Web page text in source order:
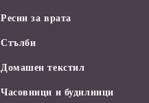
Ресни за врата
Стълби
Домашен текстил
Часовници и будилници